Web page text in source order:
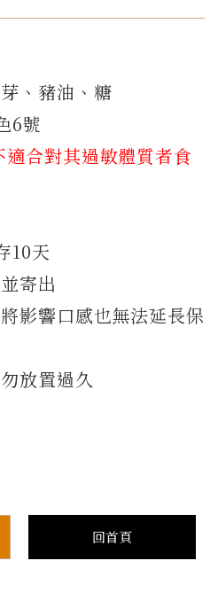
、豬油、糖
6號
適合對其過敏體質者食
10天
寄出
影響口感也無法延長保
放置過久
回首頁